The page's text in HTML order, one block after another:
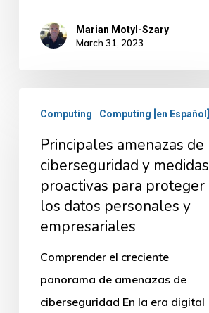
Marian Motyl-Szary
March 31, 2023
amenazas
ciberseguridad
medidas
proactivas
para
proteger
Computing Computing [en Español]
Principales amenazas de
ciberseguridad y medidas
proactivas para proteger
los datos personales y
empresariales
Comprender el creciente
panorama de amenazas de
ciberseguridad En la era digital